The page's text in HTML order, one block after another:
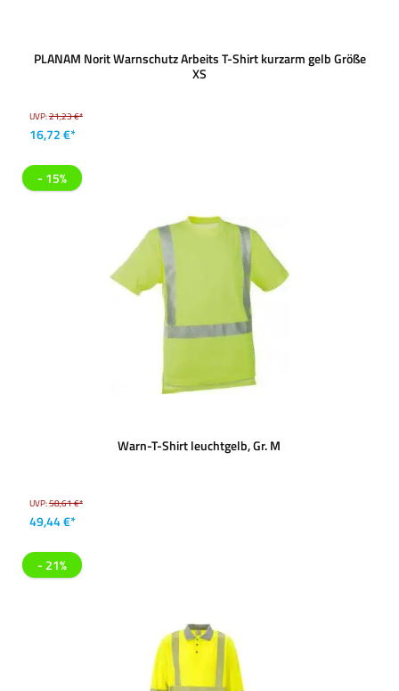
PLANAM Norit Warnschutz Arbeits T-Shirt kurzarm gelb Größe
XS
UVP:21,23 €*
16,72 €*
- 15%
Warn-T-Shirt leuchtgelb, Gr. M
UVP:58,61 €*
49,44 €*
- 21%